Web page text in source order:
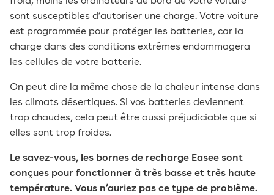
sont susceptibles d’autoriser une charge. Votre voiture
est programmée pour protéger les batteries, car la
charge dans des conditions extrêmes endommagera
les cellules de votre batterie.
On peut dire la même chose de la chaleur intense dans
les climats désertiques. Si vos batteries deviennent
trop chaudes, cela peut être aussi préjudiciable que si
elles sont trop froides.
Le savez-vous, les bornes de recharge Easee sont
conçues pour fonctionner à très basse et très haute
température. Vous n’auriez pas ce type de problème.